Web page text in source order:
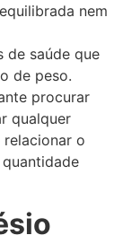
nem
de saúde que
de peso.
procurar
qualquer
o